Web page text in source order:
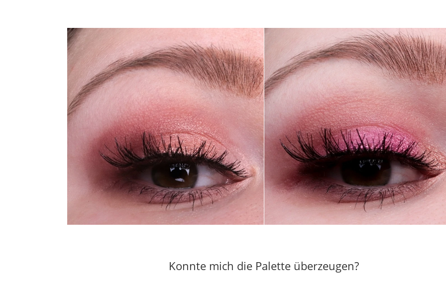
Konnte mich die Palette überzeugen?